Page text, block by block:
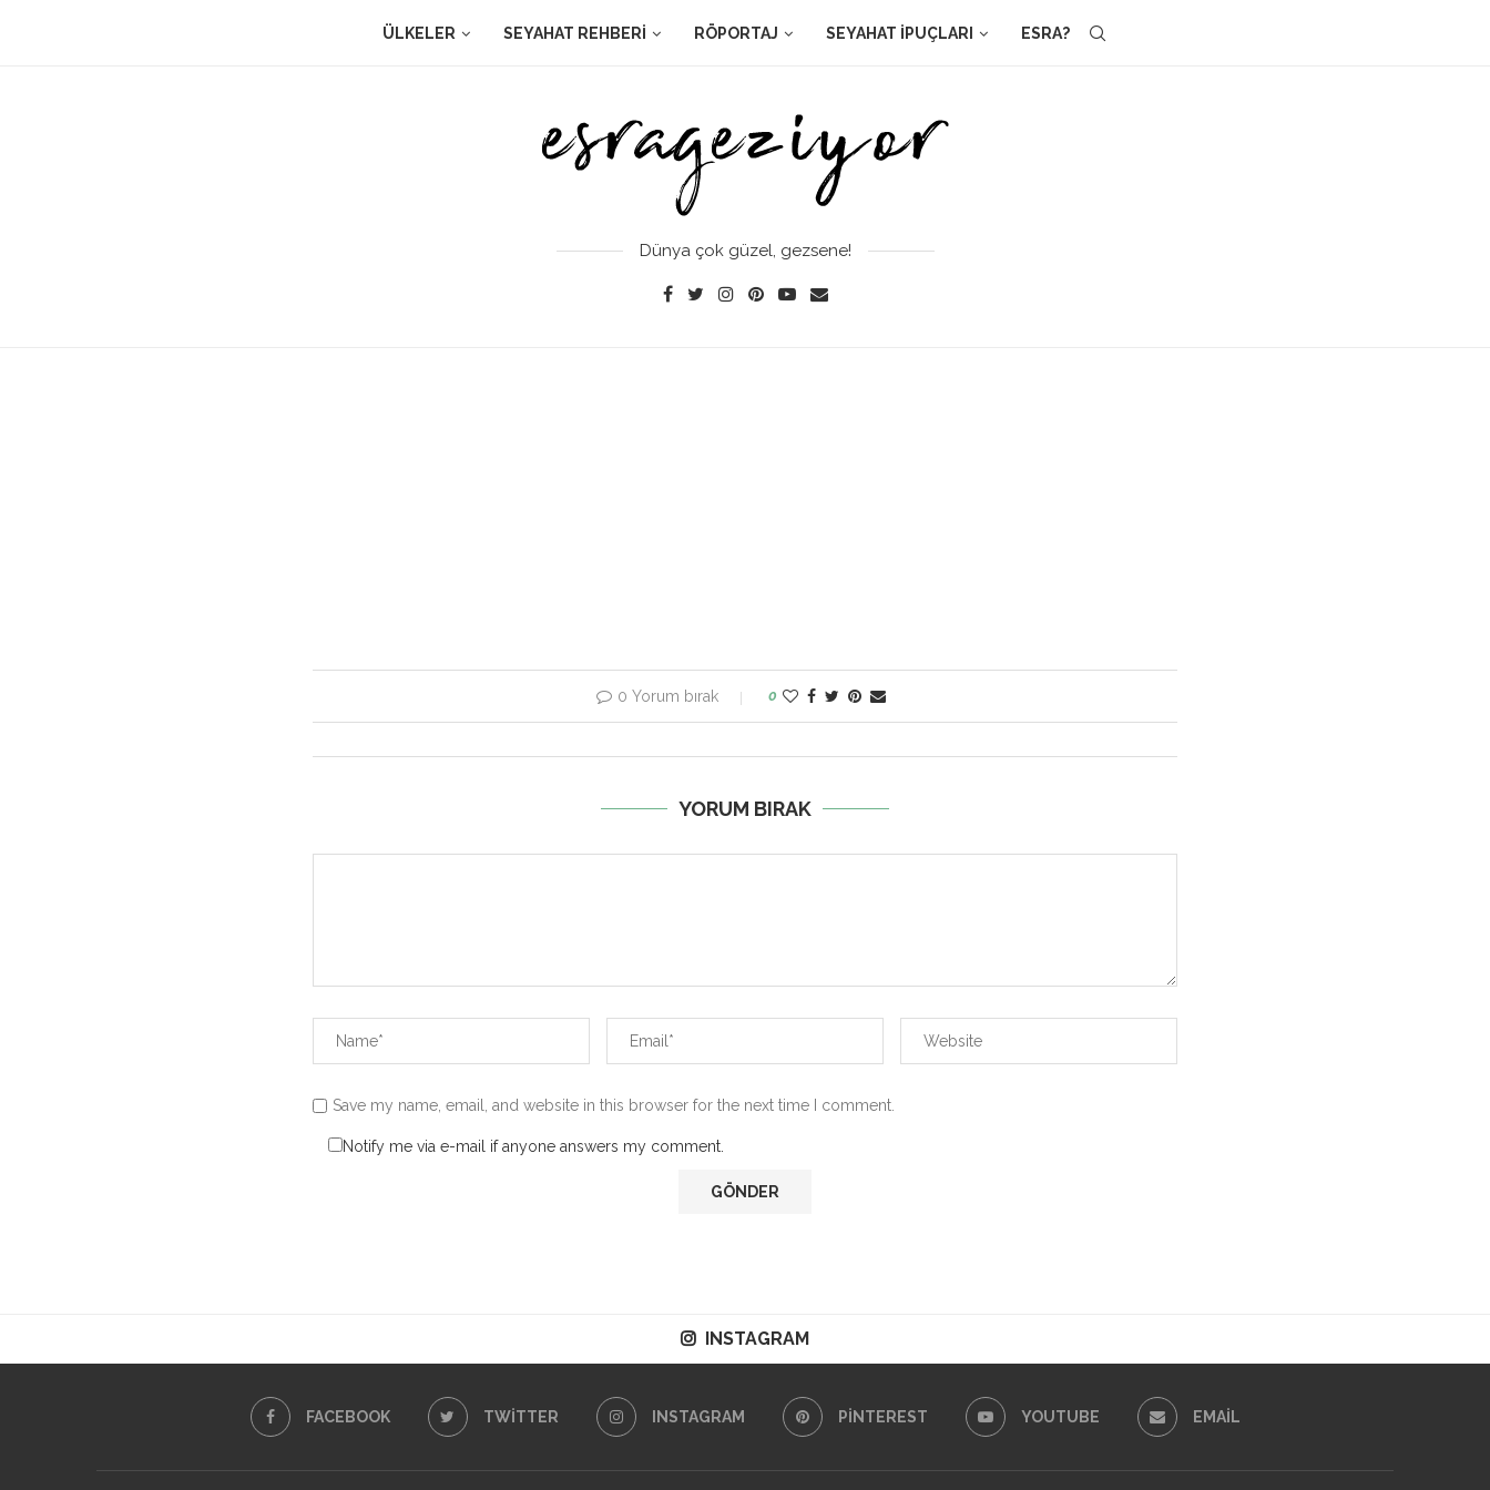
ÜLKELER SEYAHAT REHBERI RÖPORTAJ SEYAHAT İPUÇLARI ESRA?
Dünya çok güzel, gezsene!
0 Yorum bırak 0
YORUM BIRAK
Save my name, email, and website in this browser for the next time I comment.
Notify me via e-mail if anyone answers my comment.
INSTAGRAM
FACEBOOK TWITTER INSTAGRAM PINTEREST YOUTUBE EMAIL